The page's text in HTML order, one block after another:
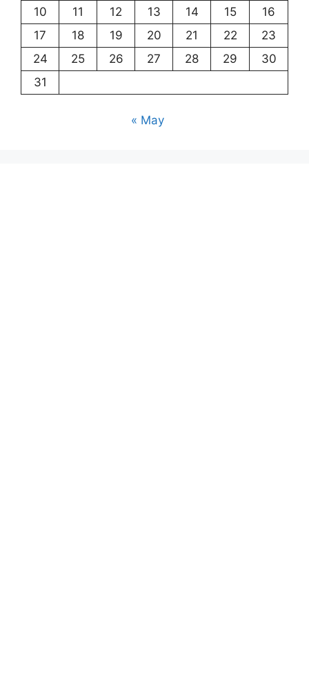
10 11 12 13 14 15
16
17
18 19 20 21 22
23
24
25 26 27 28 29
30
31
« May